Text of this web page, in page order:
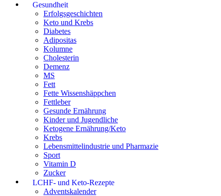
Gesundheit
Erfolgsgeschichten
Keto und Krebs
Diabetes
Adipositas
Kolumne
Cholesterin
Demenz
MS
Fett
Fette Wissenshäppchen
Fettleber
Gesunde Ernährung
Kinder und Jugendliche
Ketogene Ernährung/Keto
Krebs
Lebensmittelindustrie und Pharmazie
Sport
Vitamin D
Zucker
LCHF- und Keto-Rezepte
Adventskalender